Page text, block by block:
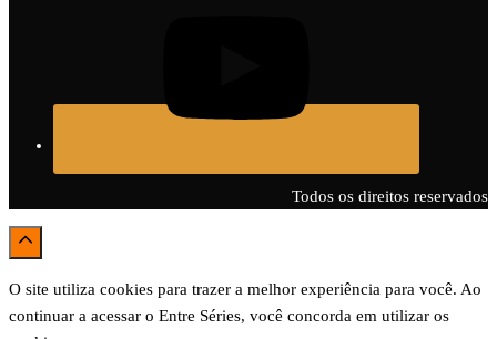
Todos os direitos reservados
O site utiliza cookies para trazer a melhor experiência para você. Ao
continuar a acessar o Entre Séries, você concorda em utilizar os